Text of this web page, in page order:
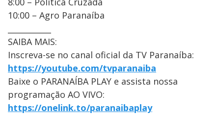
10:00 – Agro Paranaíba
SAIBA MAIS:
Inscreva-se no canal oficial da TV Paranaíba:
https://youtube.com/tvparanaiba
Baixe o PARANAÍBA PLAY e assista nossa
programação AO VIVO:
https://onelink.to/paranaibaplay